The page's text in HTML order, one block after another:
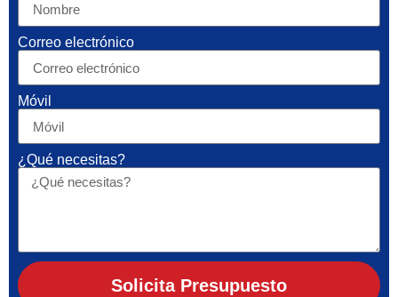
Correo electrónico
Móvil
¿Qué necesitas?
Solicita Presupuesto